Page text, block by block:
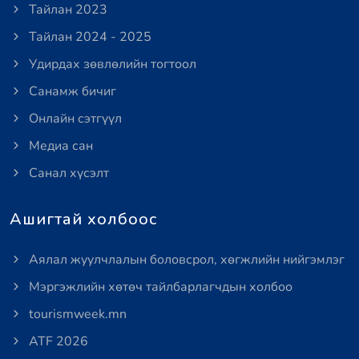
Тайлан 2023
Тайлан 2024 - 2025
Удирдах зөвлөлийн тогтоол
Санамж бичиг
Онлайн сэтгүүл
Медиа сан
Санал хүсэлт
Ашигтай холбоос
Аялал жуулчлалын боловсрол, хөгжлийн нийгэмлэг
Мэргэжлийн хөтөч тайлбарлагчдын холбоо
tourismweek.mn
ATF 2026